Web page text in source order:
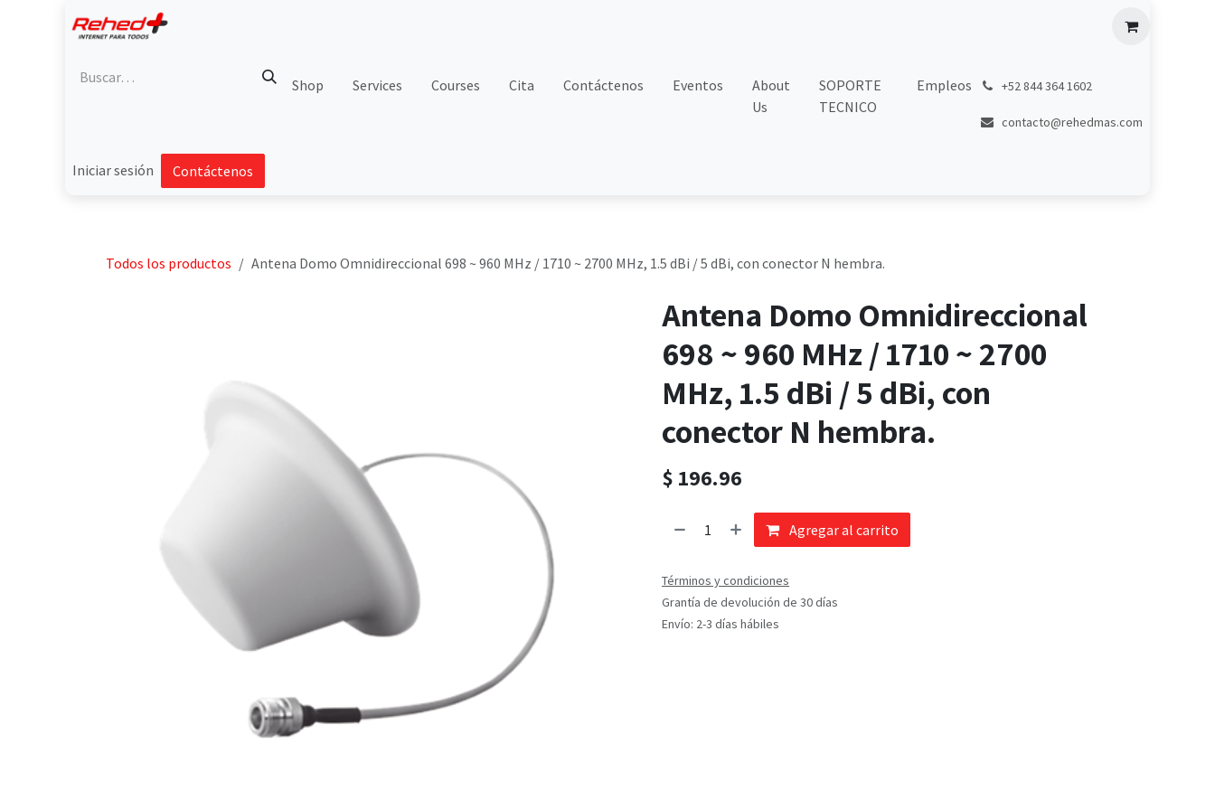
Shop Services Courses Cita Contáctenos Eventos
About
Us
SOPORTE
TECNICO
Empleos +52 844 364 1602
contacto@rehedmas.com
Iniciar sesión Contáctenos
Todos los productos Antena Domo Omnidireccional 698 ~ 960 MHz / 1710 ~ 2700 MHz, 1.5 dBi / 5 dBi, con conector N hembra.
Antena Domo Omnidireccional
698 ~ 960 MHz / 1710 ~ 2700
MHz, 1.5 dBi / 5 dBi, con
conector N hembra.
$ 196.96
Agregar al carrito
Términos y condiciones
Grantía de devolución de 30 días
Envío: 2-3 días hábiles